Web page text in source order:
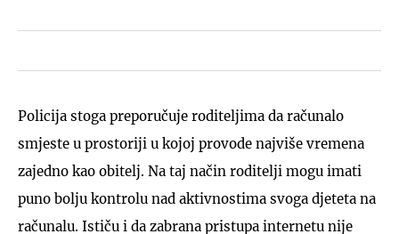
Policija stoga preporučuje roditeljima da računalo
smjeste u prostoriji u kojoj provode najviše vremena
zajedno kao obitelj. Na taj način roditelji mogu imati
puno bolju kontrolu nad aktivnostima svoga djeteta na
računalu. Ističu i da zabrana pristupa internetu nije